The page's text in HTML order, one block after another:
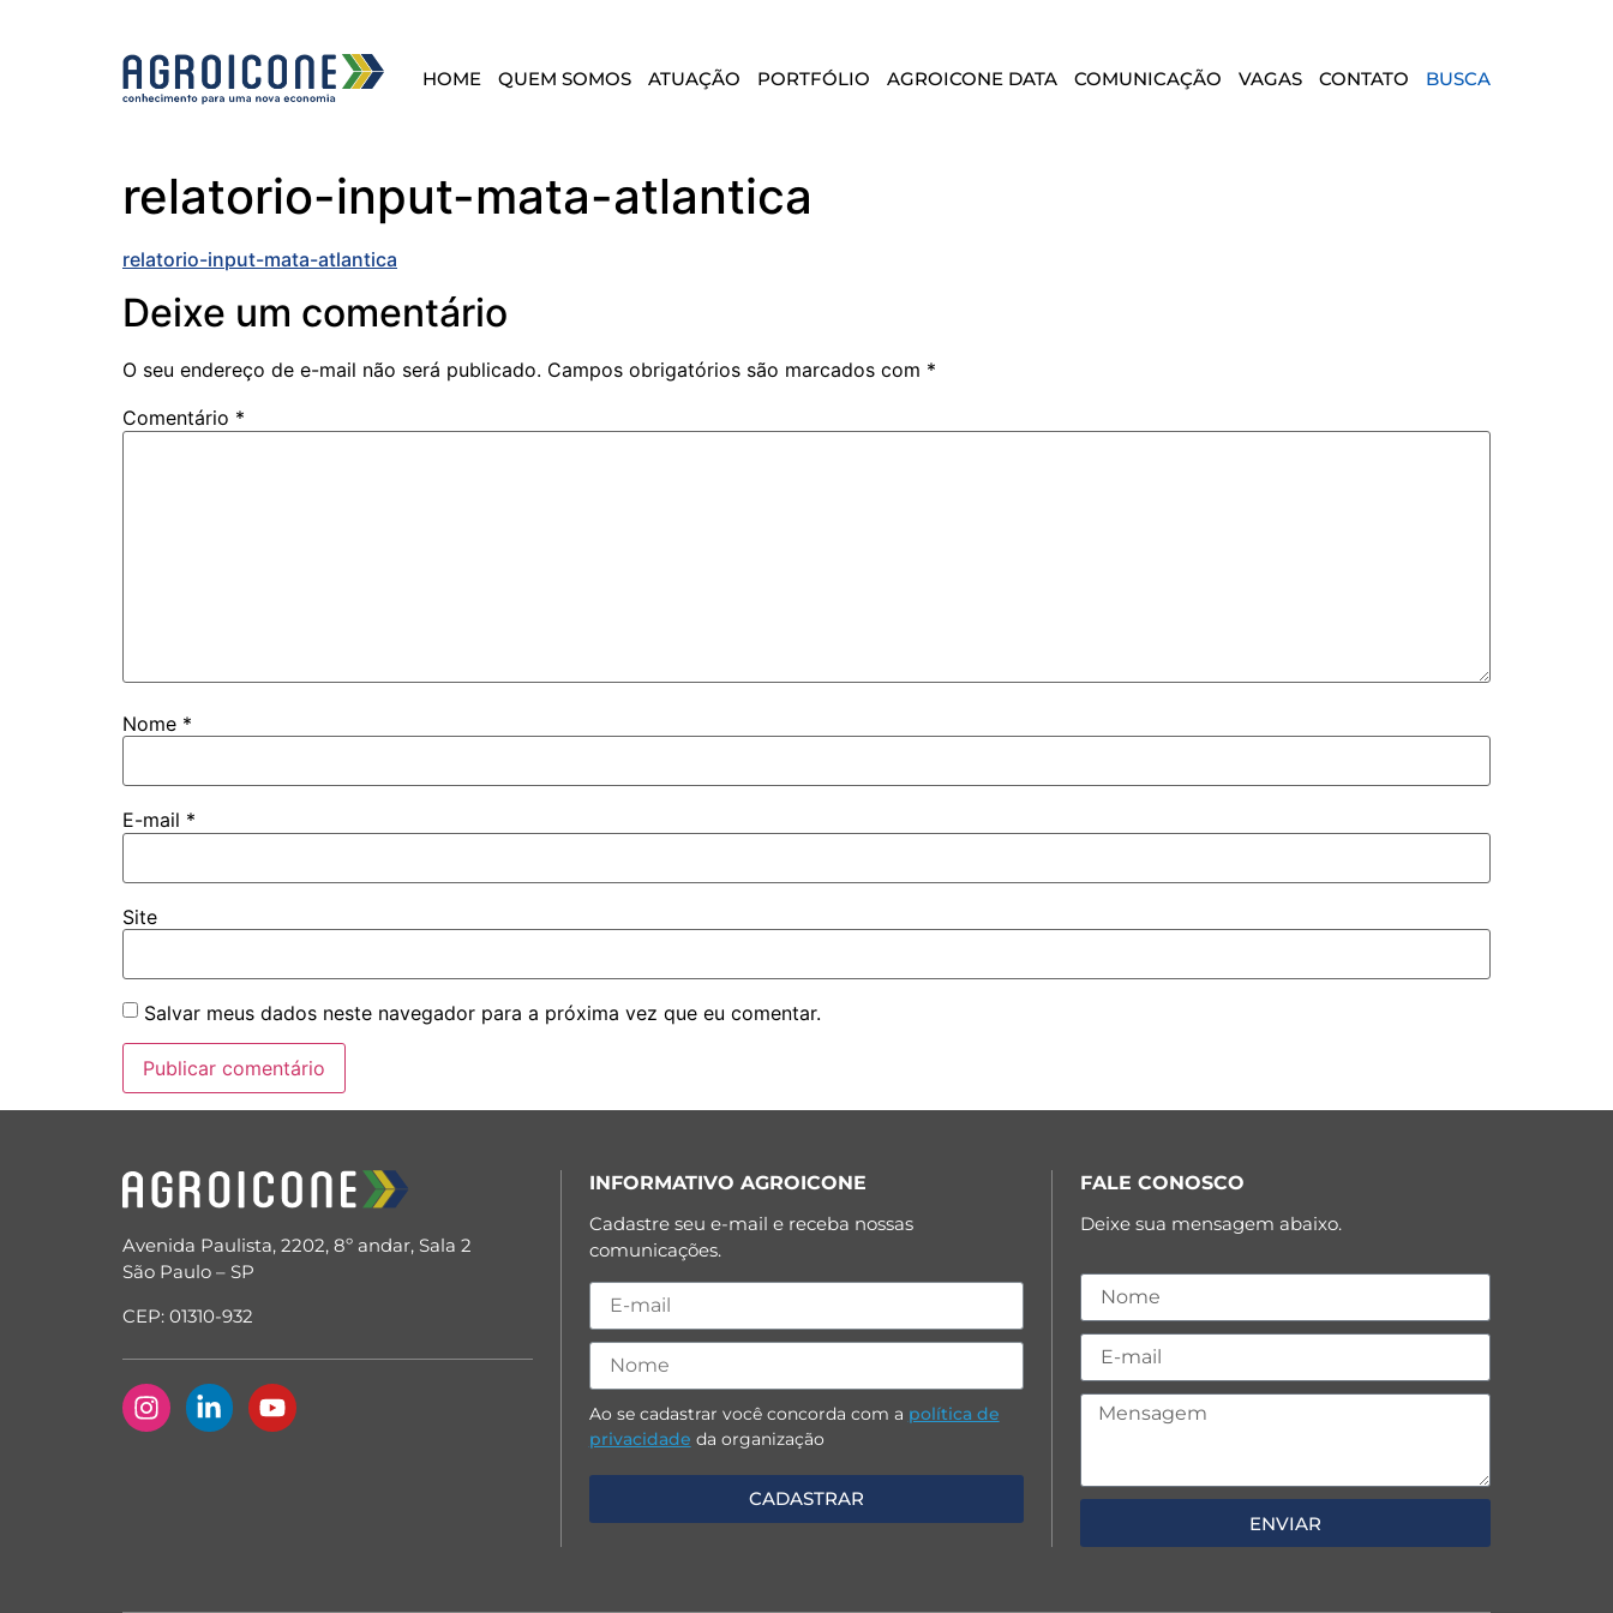
HOME QUEM SOMOS ATUAÇÃO PORTFÓLIO AGROICONE DATA COMUNICAÇÃO VAGAS CONTATO BUSCA
relatorio-input-mata-atlantica
relatorio-input-mata-atlantica
Deixe um comentário
O seu endereço de e-mail não será publicado. Campos obrigatórios são marcados com *
Comentário *
Nome *
E-mail *
Site
Salvar meus dados neste navegador para a próxima vez que eu comentar.
Avenida Paulista, 2202, 8º andar, Sala 2
São Paulo – SP
CEP: 01310-932
INFORMATIVO AGROICONE
Cadastre seu e-mail e receba nossas
comunicações.
Ao se cadastrar você concorda com a política de
privacidade da organização
FALE CONOSCO
Deixe sua mensagem abaixo.
ENVIAR